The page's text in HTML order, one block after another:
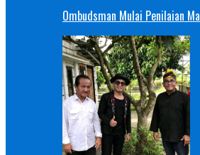
Ombudsman Mulai Penilaian